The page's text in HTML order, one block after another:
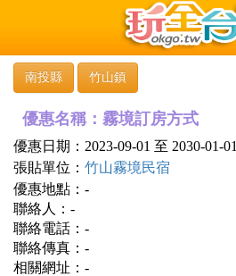
南投縣 竹山鎮
優惠名稱：霧境訂房方式
優惠日期：2023-09-01 至 2030-01-01
張貼單位： 竹山霧境民宿
優惠地點：-
聯絡人：-
聯絡電話：-
聯絡傳真：-
相關網址：-